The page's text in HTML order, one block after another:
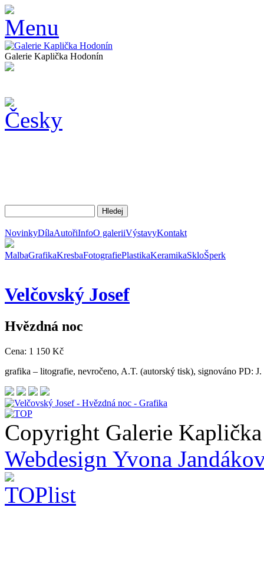
Galerie Kaplička Hodonín
NovinkyDílaAutořiInfoO galeriiVýstavyKontakt
MalbaGrafikaKresbaFotografiePlastikaKeramikaSkloŠperk
Velčovský Josef
Hvězdná noc
Cena: 1 150 Kč
grafika – litografie, nevročeno, A.T. (autorský tisk), signováno PD:
Copyright Galerie
Webdesign Yvona